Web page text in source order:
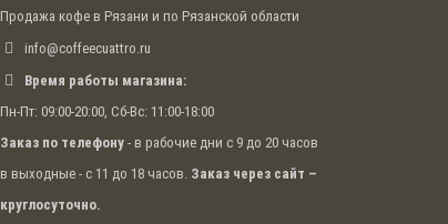
Продажа кофе в Рязани и по Рязанской области
info@coffeecuattro.ru
Время работы магазина:
Пн-Пт: 09:00-20:00, Сб-Вс: 11:00-18:00
Заказ по телефону - в рабочие дни с 9 до 20 часов
в выходные - с 11 до 18 часов. Заказ через сайт –
круглосуточно.